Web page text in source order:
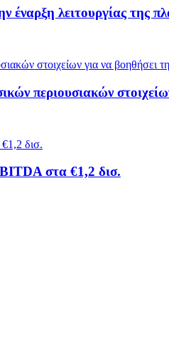
έναρξη λειτουργίας της
περιουσιακών
στα €1,2 δισ.